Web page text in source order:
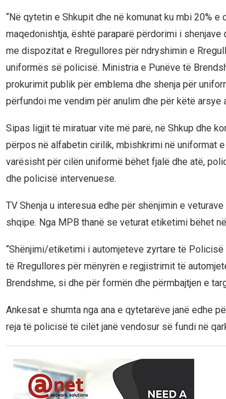
“Në qytetin e Shkupit dhe në komunat ku mbi 20%
maqedonishtja, është paraparë përdorimi i
me dispozitat e Rregullores për ndryshimin e
uniformës së policisë. Ministria e Punëve të
prokurimit publik për emblema dhe shenja për
përfundoi me vendim për anulim dhe për këtë arsye
Sipas ligjit të miratuar vite më parë, në Shkup dhe
përpos në alfabetin cirilik, mbishkrimi në uniformat
varësisht për cilën uniformë bëhet fjalë dhe atë,
dhe policisë intervenuese.
TV Shenja u interesua edhe për shënjimin e
shqipe. Nga MPB thanë se veturat etiketimi bëhet
“Shënjimi/etiketimi i automjeteve zyrtare të
të Rregullores për mënyrën e regjistrimit të
Brendshme, si dhe për formën dhe përmbajtjen e
Ankesat e shumta nga ana e qytetarëve janë edhe
reja të policisë të cilët janë vendosur së fundi në